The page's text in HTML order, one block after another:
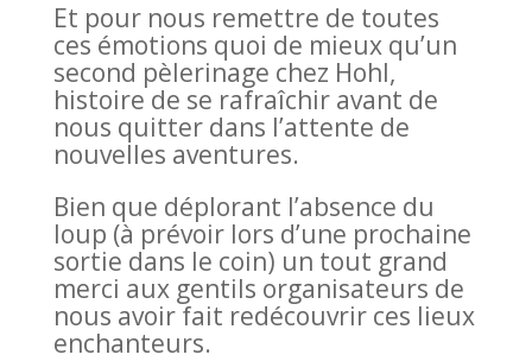
Et pour nous remettre de toutes
ces émotions quoi de mieux qu’un
second pèlerinage chez Hohl,
histoire de se rafraîchir avant de
nous quitter dans l’attente de
nouvelles aventures.
Bien que déplorant l’absence du
loup (à prévoir lors d’une prochaine
sortie dans le coin) un tout grand
merci aux gentils organisateurs de
nous avoir fait redécouvrir ces lieux
enchanteurs.